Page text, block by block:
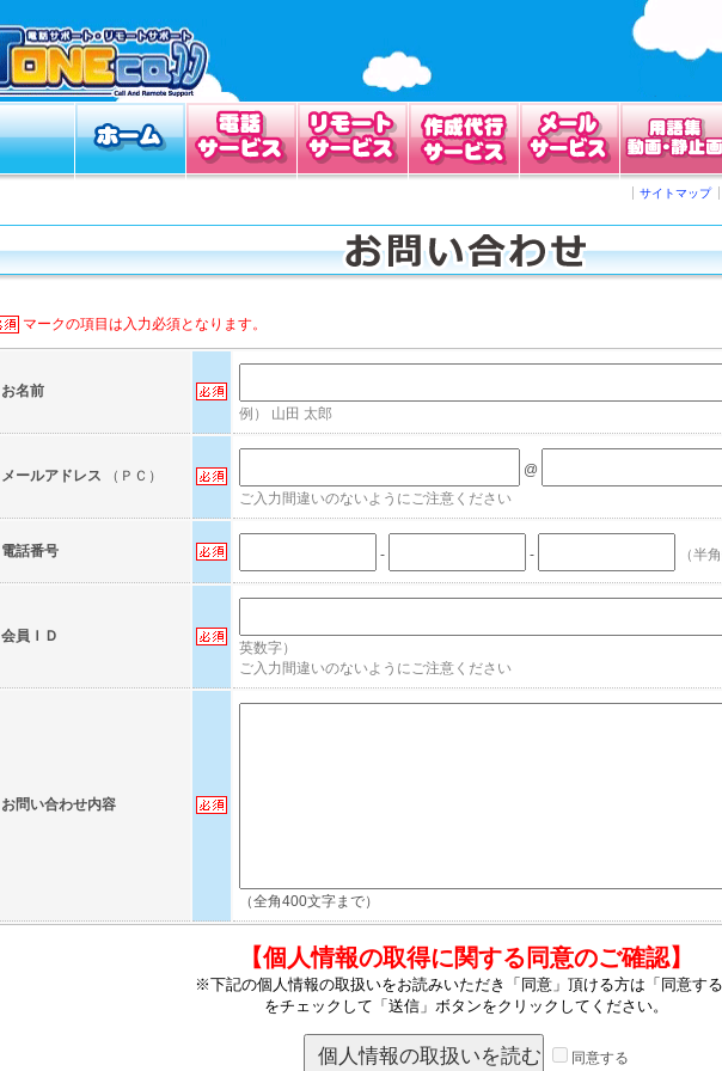
サイトマップ
マークの項目は入力必須となります。
お名前
例） 山田 太郎
メールアドレス （ＰＣ） @
ご入力間違いのないようにご注意ください
電話番号 - - （半
会員ＩＤ
英数字）
ご入力間違いのないようにご注意ください
お問い合わせ内容
（全角400文字まで）
【個人情報の取得に関する同意のご確認】
※下記の個人情報の取扱いをお読みいただき「同意」頂ける方は「同意する
をチェックして「送信」ボタンをクリックしてください。
同意する